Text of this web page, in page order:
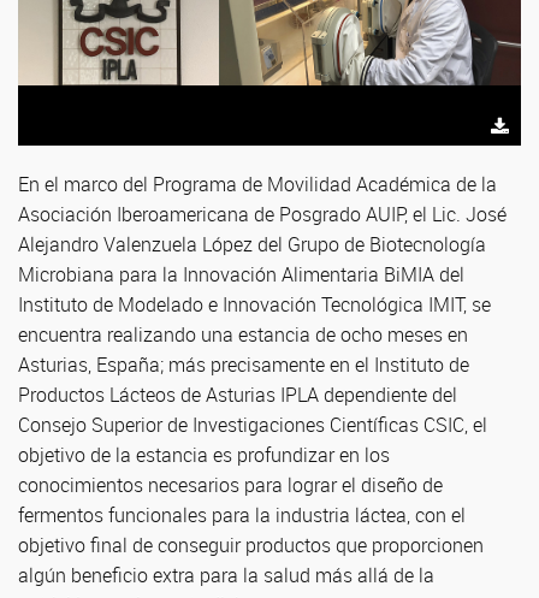
En el marco del Programa de Movilidad Académica de la
Asociación Iberoamericana de Posgrado AUIP, el Lic. José
Alejandro Valenzuela López del Grupo de Biotecnología
Microbiana para la Innovación Alimentaria BiMIA del
Instituto de Modelado e Innovación Tecnológica IMIT, se
encuentra realizando una estancia de ocho meses en
Asturias, España; más precisamente en el Instituto de
Productos Lácteos de Asturias IPLA dependiente del
Consejo Superior de Investigaciones Científicas CSIC, el
objetivo de la estancia es profundizar en los
conocimientos necesarios para lograr el diseño de
fermentos funcionales para la industria láctea, con el
objetivo final de conseguir productos que proporcionen
algún beneficio extra para la salud más allá de la